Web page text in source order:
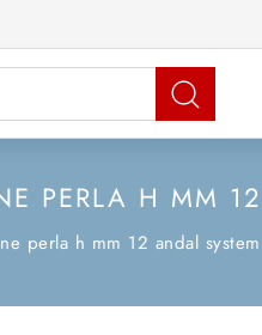
gli altri filtri disponibili.
PERLA H MM
perla h mm 12 andal system